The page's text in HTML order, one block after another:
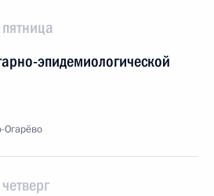
эпидемиологической
Огарёво